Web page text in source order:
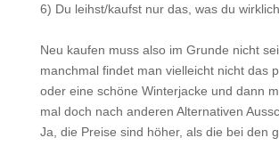
6) Du leihst/kaufst nur das, was du
Neu kaufen muss also im Grunde nicht
manchmal findet man vielleicht nicht das
oder eine schöne Winterjacke und dann
mal doch nach anderen Alternativen
Ja, die Preise sind höher, als die bei den